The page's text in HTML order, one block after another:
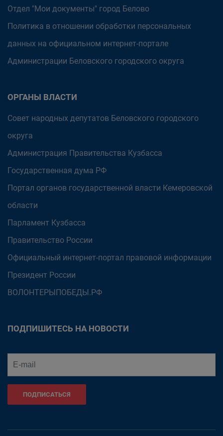
Отдел "Мои документы" город Белово
Политика в отношении обработки персональных
данных на официальном интернет-портале
Администрации Беловского городского округа
ОРГАНЫ ВЛАСТИ
Совет народных депутатов Беловского городского
округа
Администрация Правительства Кузбасса
Государственная дума РФ
Портал органов государственной власти Кемеровской
области
Парламент Кузбасса
Правительство России
Официальный интернет-портал правовой информации
Президент России
ВОЛОНТЕРЫПОБЕДЫ.РФ
ПОДПИШИТЕСЬ НА НОВОСТИ
ПОДПИСАТЬСЯ